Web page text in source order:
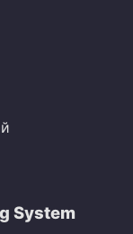
System